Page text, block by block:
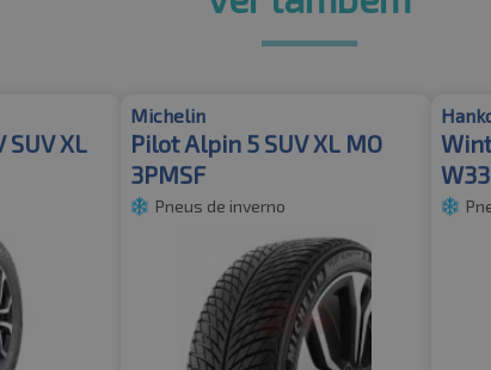
SUV XL
Michelin
Pilot Alpin 5 SUV XL MO
3PMSF
Pneus de inverno